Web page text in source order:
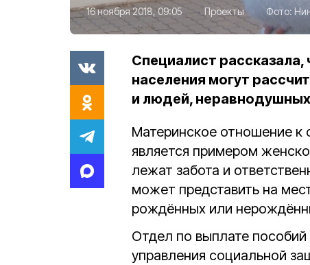
16 ноября 2018, 09:05 Проекты Фото:
Специалист
населения могут
и людей,
Материнское отношение
является примером
лежат забота и
может представить на
рождённых или
Отдел по выплате пособий
управления социальной